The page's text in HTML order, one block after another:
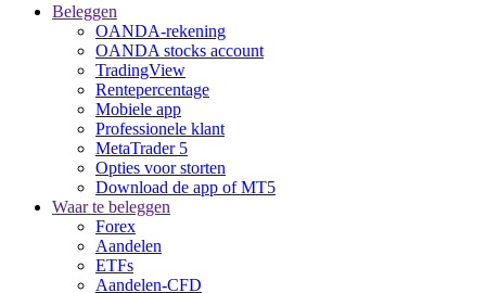
Beleggen
OANDA-rekening
OANDA stocks account
TradingView
Rentepercentage
Mobiele app
Professionele klant
MetaTrader 5
Opties voor storten
Download de app of MT5
Waar te beleggen
Forex
Aandelen
ETFs
Aandelen-CFD